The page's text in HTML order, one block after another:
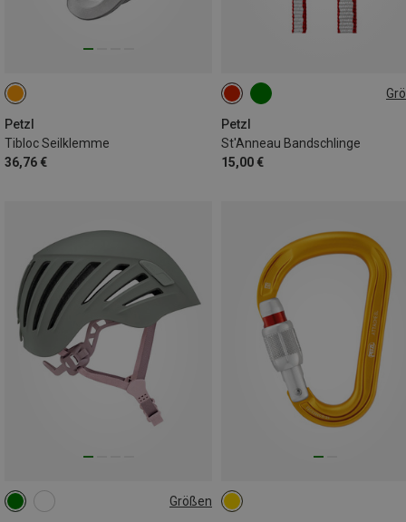
Petzl
Tibloc Seilklemme
36,76 €
Petzl
St'Anneau Bandschlinge
15,00 €
ONE SIZE
Größen
52-58CM